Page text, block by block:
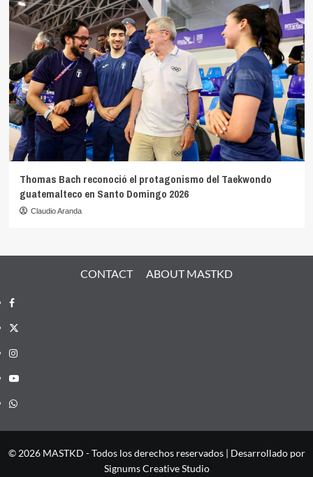
Thomas Bach reconoció el protagonismo del Taekwondo
guatemalteco en Santo Domingo 2026
Claudio Aranda
CONTACT ABOUT MASTKD
Facebook
X
Instagram
YouTube
Whatsapp